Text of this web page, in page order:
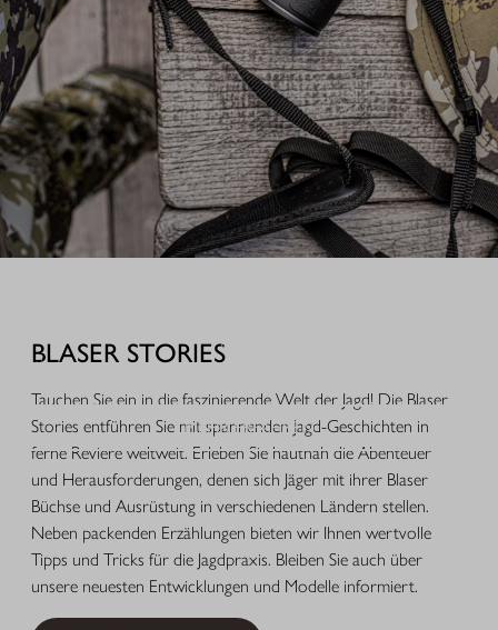
Freizeit.
MEHR ERFAHREN
BLASER STORIES
Tauchen Sie ein in die faszinierende Welt der Jagd! Die Blaser
Stories entführen Sie mit spannenden Jagd-Geschichten in
ferne Reviere weltweit. Erleben Sie hautnah die Abenteuer
und Herausforderungen, denen sich Jäger mit ihrer Blaser
Büchse und Ausrüstung in verschiedenen Ländern stellen.
Neben packenden Erzählungen bieten wir Ihnen wertvolle
Tipps und Tricks für die Jagdpraxis. Bleiben Sie auch über
unsere neuesten Entwicklungen und Modelle informiert.